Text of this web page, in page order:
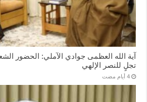
آية الله العظمى جوادي الآملي: الحضور
تجلٍ للنصر الإلهي
‏4 أيام مضت